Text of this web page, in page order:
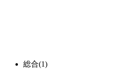
総合(1)